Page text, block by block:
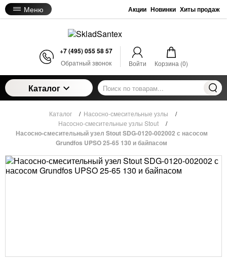
Меню Акции Новинки Хиты продаж
+7 (495) 055 58 57
Обратный звонок Войти Корзина (0)
Каталог
Каталог / Насосно-смесительные узлы
/
Насосно-смесительные узлы Stout
/
Насосно-смесительный узел Stout SDG-0120-002002 с насосом
Grundfos UPSO 25-65 130 и байпасом